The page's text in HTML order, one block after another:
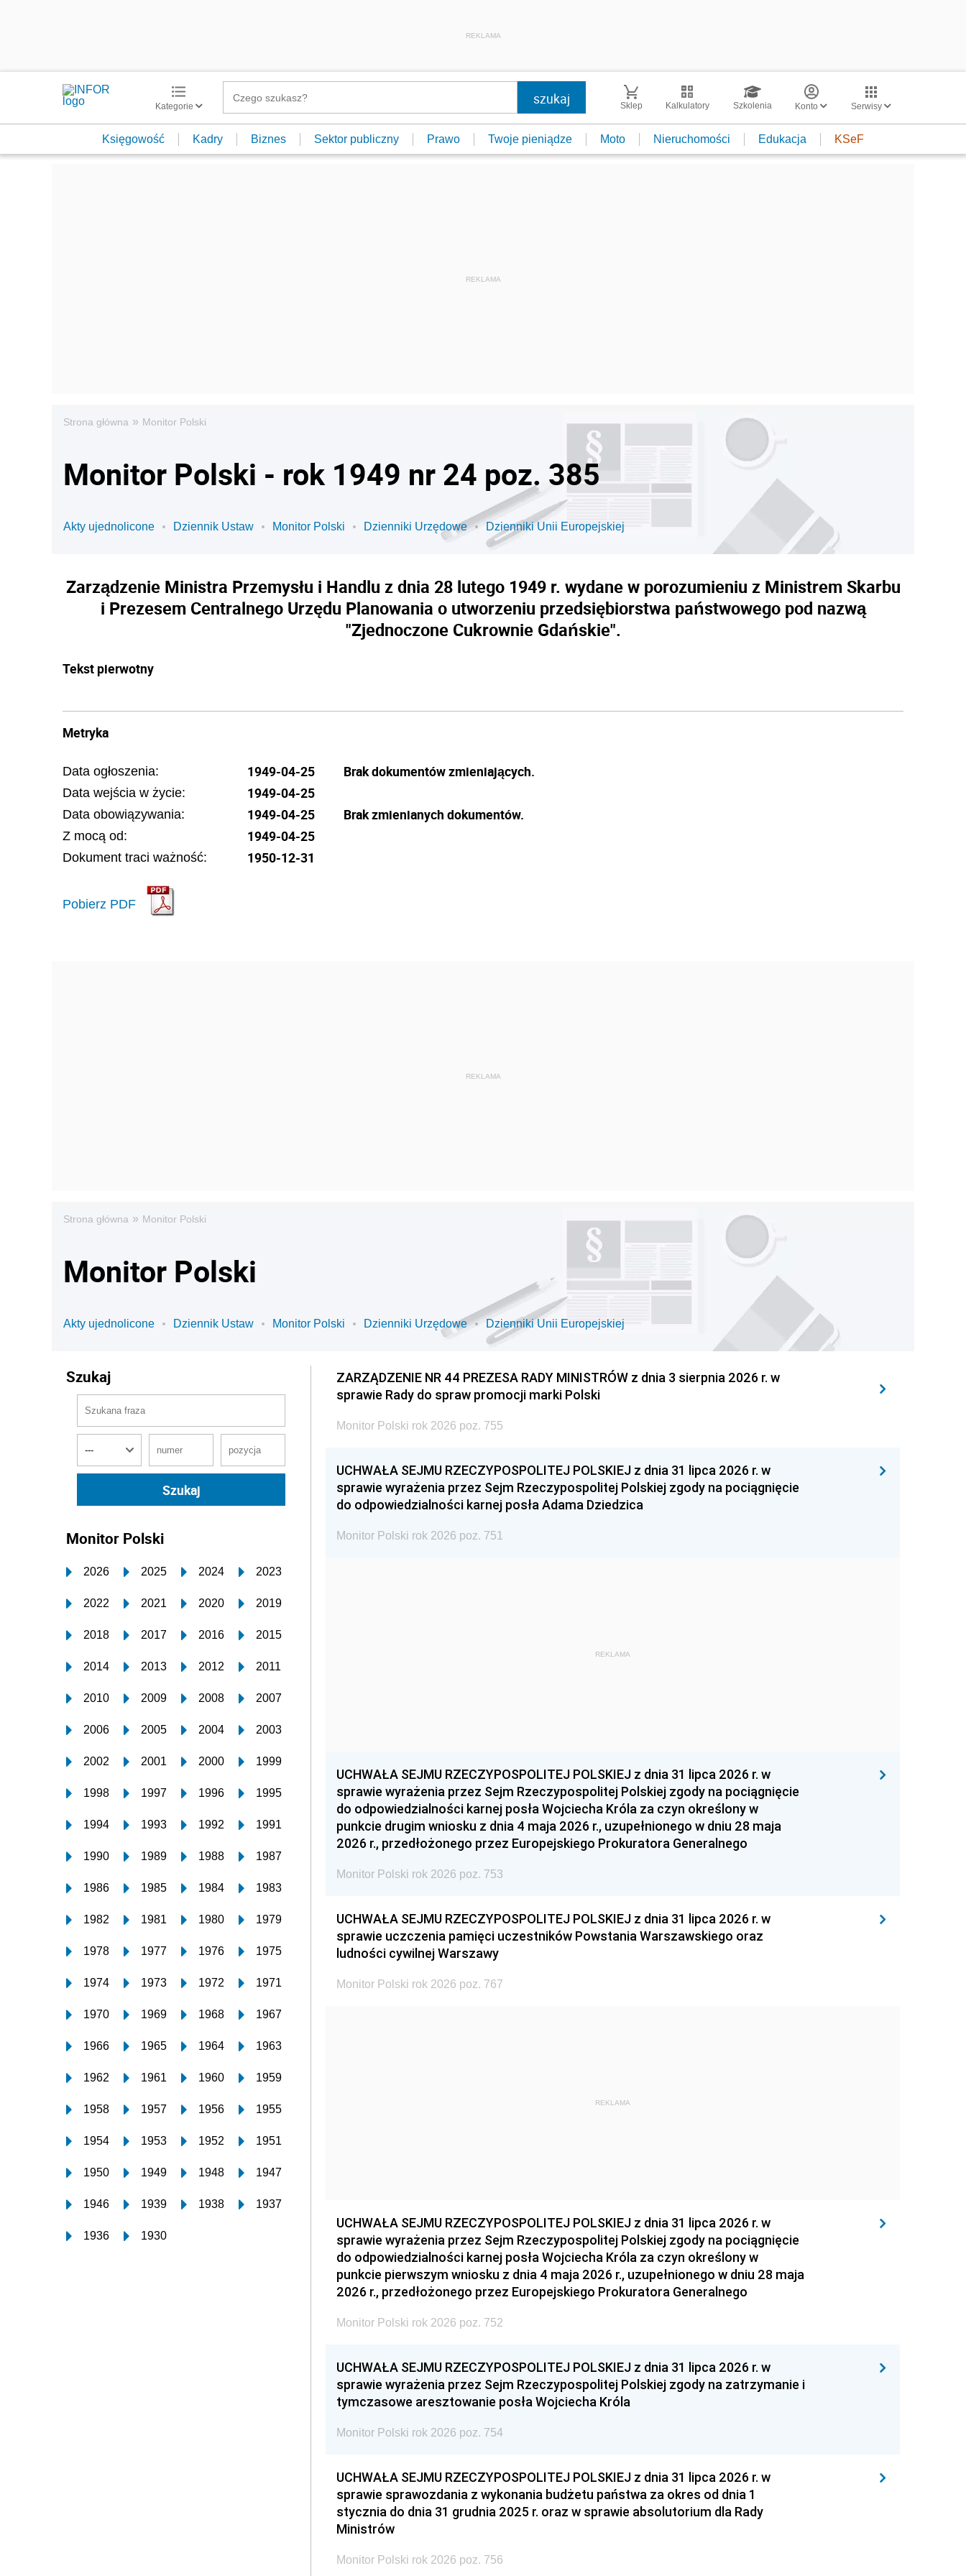
REKLAMA
Kategorie Sklep Kalkulatory Szkolenia Konto Serwisy
Księgowość Kadry Biznes Sektor publiczny Prawo Twoje pieniądze Moto Nieruchomości Edukacja KSeF
Strona główna » Monitor Polski
Monitor Polski - rok 1949 nr 24 poz. 385
Akty ujednolicone Dziennik Ustaw Monitor Polski Dzienniki Urzędowe Dzienniki Unii Europejskiej
Zarządzenie Ministra Przemysłu i Handlu z dnia 28 lutego 1949 r. wydane w porozumieniu z Ministrem Skarbu
i Prezesem Centralnego Urzędu Planowania o utworzeniu przedsiębiorstwa państwowego pod nazwą
"Zjednoczone Cukrownie Gdańskie".
Tekst pierwotny
Metryka
Data ogłoszenia: 1949-04-25
Data wejścia w życie: 1949-04-25
Data obowiązywania: 1949-04-25
Z mocą od: 1949-04-25
Dokument traci ważność: 1950-12-31
Pobierz PDF
Brak dokumentów zmieniających.
Brak zmienianych dokumentów.
Strona główna » Monitor Polski
Monitor Polski
Akty ujednolicone Dziennik Ustaw Monitor Polski Dzienniki Urzędowe Dzienniki Unii Europejskiej
Szukaj
Monitor Polski
2026 2025 2024 2023
2022 2021 2020 2019
2018 2017 2016 2015
2014 2013 2012 2011
2010 2009 2008 2007
2006 2005 2004 2003
2002 2001 2000 1999
1998 1997 1996 1995
1994 1993 1992 1991
1990 1989 1988 1987
1986 1985 1984 1983
1982 1981 1980 1979
1978 1977 1976 1975
1974 1973 1972 1971
1970 1969 1968 1967
1966 1965 1964 1963
1962 1961 1960 1959
1958 1957 1956 1955
1954 1953 1952 1951
1950 1949 1948 1947
1946 1939 1938 1937
1936 1930
ZARZĄDZENIE NR 44 PREZESA RADY MINISTRÓW z dnia 3 sierpnia 2026 r. w
sprawie Rady do spraw promocji marki Polski
Monitor Polski rok 2026 poz. 755
UCHWAŁA SEJMU RZECZYPOSPOLITEJ POLSKIEJ z dnia 31 lipca 2026 r. w
sprawie wyrażenia przez Sejm Rzeczypospolitej Polskiej zgody na pociągnięcie
do odpowiedzialności karnej posła Adama Dziedzica
Monitor Polski rok 2026 poz. 751
REKLAMA
UCHWAŁA SEJMU RZECZYPOSPOLITEJ POLSKIEJ z dnia 31 lipca 2026 r. w
sprawie wyrażenia przez Sejm Rzeczypospolitej Polskiej zgody na pociągnięcie
do odpowiedzialności karnej posła Wojciecha Króla za czyn określony w
punkcie drugim wniosku z dnia 4 maja 2026 r., uzupełnionego w dniu 28 maja
2026 r., przedłożonego przez Europejskiego Prokuratora Generalnego
Monitor Polski rok 2026 poz. 753
UCHWAŁA SEJMU RZECZYPOSPOLITEJ POLSKIEJ z dnia 31 lipca 2026 r. w
sprawie uczczenia pamięci uczestników Powstania Warszawskiego oraz
ludności cywilnej Warszawy
Monitor Polski rok 2026 poz. 767
REKLAMA
UCHWAŁA SEJMU RZECZYPOSPOLITEJ POLSKIEJ z dnia 31 lipca 2026 r. w
sprawie wyrażenia przez Sejm Rzeczypospolitej Polskiej zgody na pociągnięcie
do odpowiedzialności karnej posła Wojciecha Króla za czyn określony w
punkcie pierwszym wniosku z dnia 4 maja 2026 r., uzupełnionego w dniu 28 maja
2026 r., przedłożonego przez Europejskiego Prokuratora Generalnego
Monitor Polski rok 2026 poz. 752
UCHWAŁA SEJMU RZECZYPOSPOLITEJ POLSKIEJ z dnia 31 lipca 2026 r. w
sprawie wyrażenia przez Sejm Rzeczypospolitej Polskiej zgody na zatrzymanie i
tymczasowe aresztowanie posła Wojciecha Króla
Monitor Polski rok 2026 poz. 754
UCHWAŁA SEJMU RZECZYPOSPOLITEJ POLSKIEJ z dnia 31 lipca 2026 r. w
sprawie sprawozdania z wykonania budżetu państwa za okres od dnia 1
stycznia do dnia 31 grudnia 2025 r. oraz w sprawie absolutorium dla Rady
Ministrów
Monitor Polski rok 2026 poz. 756